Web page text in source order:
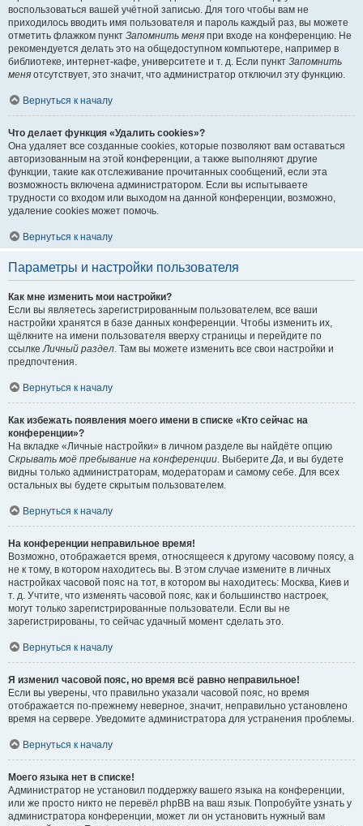
воспользоваться вашей учётной записью. Для того чтобы вам не
приходилось вводить имя пользователя и пароль каждый раз, вы можете
отметить флажком пункт Запомнить меня при входе на конференцию. Не
рекомендуется делать это на общедоступном компьютере, например в
библиотеке, интернет-кафе, университете и т. д. Если пункт Запомнить
меня отсутствует, это значит, что администратор отключил эту функцию.
Вернуться к началу
Что делает функция «Удалить cookies»?
Она удаляет все созданные cookies, которые позволяют вам оставаться
авторизованным на этой конференции, а также выполняют другие
функции, такие как отслеживание прочитанных сообщений, если эта
возможность включена администратором. Если вы испытываете
трудности со входом или выходом на данной конференции, возможно,
удаление cookies может помочь.
Вернуться к началу
Параметры и настройки пользователя
Как мне изменить мои настройки?
Если вы являетесь зарегистрированным пользователем, все ваши
настройки хранятся в базе данных конференции. Чтобы изменить их,
щёлкните на имени пользователя вверху страницы и перейдите по
ссылкеЛичный раздел. Там вы можете изменить все свои настройки и
предпочтения.
Вернуться к началу
Как избежать появления моего имени в списке «Кто сейчас на
конференции»?
На вкладке «Личные настройки» в личном разделе вы найдёте опцию
Скрывать моё пребывание на конференции. ВыберитеДа, и вы будете
видны только администраторам, модераторам и самому себе. Для всех
остальных вы будете скрытым пользователем.
Вернуться к началу
На конференции неправильное время!
Возможно, отображается время, относящееся к другому часовому поясу, а
не к тому, в котором находитесь вы. В этом случае измените в личных
настройках часовой пояс на тот, в котором вы находитесь: Москва, Киев и
т. д. Учтите, что изменять часовой пояс, как и большинство настроек,
могут только зарегистрированные пользователи. Если вы не
зарегистрированы, то сейчас удачный момент сделать это.
Вернуться к началу
Я изменил часовой пояс, но время всё равно неправильное!
Если вы уверены, что правильно указали часовой пояс, но время
отображается по-прежнему неверное, значит, неправильно установлено
время на сервере. Уведомите администратора для устранения проблемы.
Вернуться к началу
Моего языка нет в списке!
Администратор не установил поддержку вашего языка на конференции,
или же просто никто не перевёл phpBB на ваш язык. Попробуйте узнать у
администратора конференции, может ли он установить нужный вам